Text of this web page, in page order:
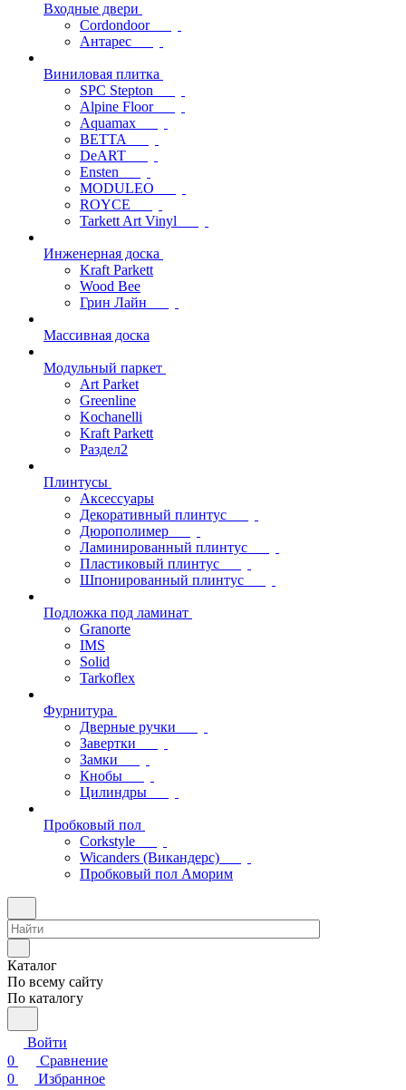
Входные двери
Cordondoor
Антарес
Виниловая плитка
SPC Stepton
Alpine Floor
Aquamax
BETTA
DeART
Ensten
MODULEO
ROYCE
Tarkett Art Vinyl
Инженерная доска
Kraft Parkett
Wood Bee
Грин Лайн
Массивная доска
Модульный паркет
Art Parket
Greenline
Kochanelli
Kraft Parkett
Раздел2
Плинтусы
Аксессуары
Декоративный плинтус
Дюрополимер
Ламинированный плинтус
Пластиковый плинтус
Шпонированный плинтус
Подложка под ламинат
Granorte
IMS
Solid
Tarkoflex
Фурнитура
Дверные ручки
Завертки
Замки
Кнобы
Цилиндры
Пробковый пол
Corkstyle
Wicanders (Викандерс)
Пробковый пол Аморим
Каталог
По всему сайту
По каталогу
Войти
0
Сравнение
0
Избранное